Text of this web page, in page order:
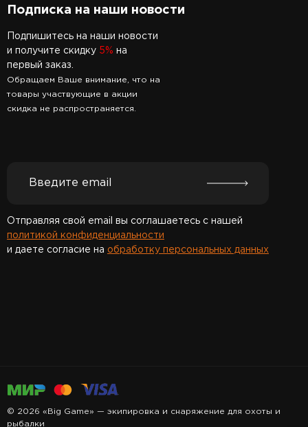
Подписка на наши новости
Подпишитесь на наши новости
и получите скидку 5% на
первый заказ.
Обращаем Ваше внимание, что на
товары участвующие в акции
скидка не распространяется.
Отправляя свой email вы соглашаетесь с нашей
политикой конфиденциальности
и даете согласие на обработку персональных данных
© 2026 «Big Game» — экипировка и снаряжение для охоты и
рыбалки